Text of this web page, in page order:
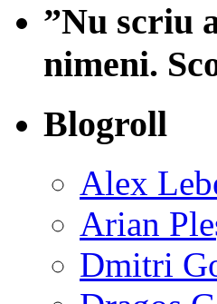
”Nu scriu
nimeni.
Blogroll
Alex
Arian
Dmitri